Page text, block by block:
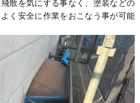
散を気にする事なく、塗装などの
く安全に作業をおこなう事が可能